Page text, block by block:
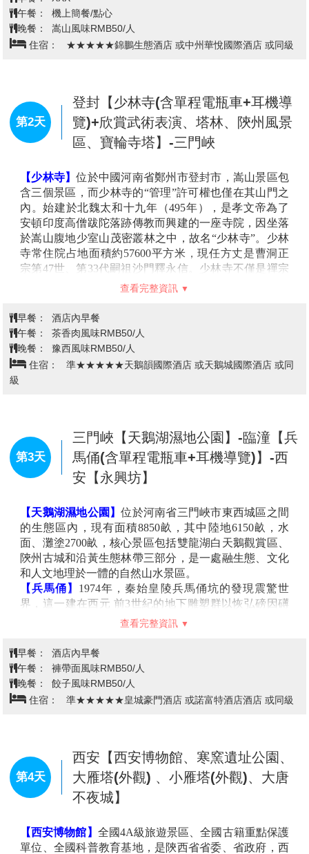
第1天 桃園 / 鄭州-登封
今日帶著愉快雀躍的心情於桃園國際機場，搭乘直航豪
華客機飛往河南省省會城市-
要發祥地、國家歷史文化名城，是國家重點支持的六大
遺址片區之一、世界歷史都市聯盟會員。
午餐：
機上簡餐/點心
晚餐：
嵩山風味RMB50/人
住宿：
★★★★★錦鵬生態酒店 或中州華悅國際酒店 或同級
第2天
登封【少林寺(含單程電瓶車+耳機導
覽)+欣賞武術表演、塔林、陝州風景
區、寶輪寺塔】-三門峽
【少林寺】位於中國河南省鄭州市登封市，嵩山景區包
內。始建於北魏太和十九年（495年），是孝文帝為了
於嵩山腹地少室山茂密叢林之中，故名“少林寺”。少林
寺常住院占地面積約57600平方米，現任方丈是曹洞正
宗第47世、第33代嗣祖沙門釋永信。少林寺不僅是禪宗
的發祥地，還是中國功夫的發祥地，有“禪宗祖庭，功
有“天下功夫出少林，少林功夫甲天下”之說。是世界文
化遺產、全國重點文物保護單位、國家AAAAA級旅遊
景區。2010年8月，包括少林寺常住院、初祖庵、塔林
在內的天地之中歷史建築群被聯合國教科文組織列為世
之後前往少林寺旁邊的 【塔林】 ，為歷代少林高僧的塔
墓，目前塔林現存石塔兩百多座形狀各異，是現存中國
午餐：
茶香肉風味RMB50/人
晚餐：
豫西風味RMB50/人
住宿：
準★★★★★天鵝韻國際酒店 或天鵝城國際酒店 或同